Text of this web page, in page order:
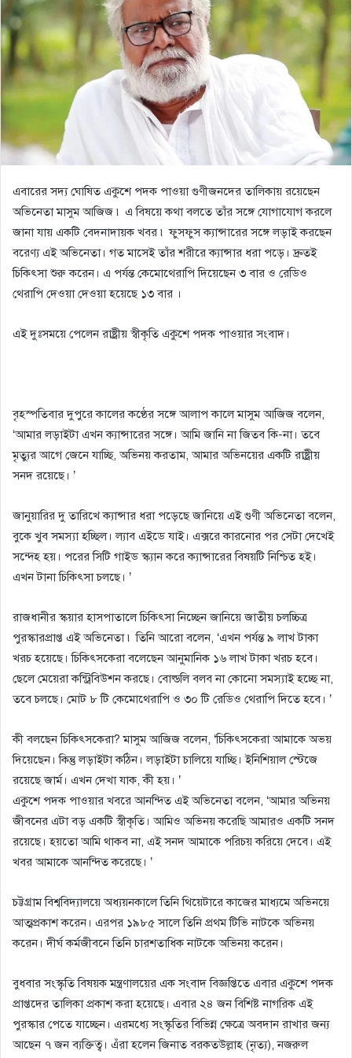
এবারের সদ্য ঘোষিত একুশে পদক পাওয়া গুণীজনদের তালিকায় রয়েছেন
অভিনেতা মাসুম আজিজ ৷ এ বিষয়ে কথা বলতে তাঁর সঙ্গে যোগাযোগ করলে
জানা যায় একটি বেদনাদায়ক খবর ৷ ফুসফুস ক্যান্সারের সঙ্গে লড়াই করছেন
বরেণ্য এই অভিনেতা। গত মাসেই তাঁর শরীরে ক্যান্সার ধরা পড়ে। দ্রুতই
চিকিৎসা শুরু করেন। এ পর্যন্ত কেমোথেরাপি দিয়েছেন ৩ বার ও রেডিও
থেরাপি দেওয়া দেওয়া হয়েছে ১৩ বার ।
এই দুঃসময়ে পেলেন রাষ্ট্রীয় স্বীকৃতি একুশে পদক পাওয়ার সংবাদ।
বৃহস্পতিবার দুপুরে কালের কণ্ঠের সঙ্গে আলাপ কালে মাসুম আজিজ বলেন,
‘আমার লড়াইটা এখন ক্যান্সারের সঙ্গে। আমি জানি না জিতব কি-না। তবে
মৃত্যুর আগে জেনে যাচ্ছি, অভিনয় করতাম, আমার অভিনয়ের একটি রাষ্ট্রীয়
সনদ রয়েছে। ’
জানুয়ারির দু তারিখে ক্যান্সার ধরা পড়েছে জানিয়ে এই গুণী অভিনেতা বলেন,
বুকে খুব সমস্যা হচ্ছিল। ল্যাব এইডে যাই। এক্সরে কারনোর পর সেটা দেখেই
সন্দেহ হয়। পরের সিটি গাইড স্ক্যান করে ক্যান্সারের বিষয়টি নিশ্চিত হই।
এখন টানা চিকিৎসা চলছে। ’
রাজধানীর স্কয়ার হাসপাতালে চিকিৎসা নিচ্ছেন জানিয়ে জাতীয় চলচ্চিত্র
পুরস্কারপ্রাপ্ত এই অভিনেতা ৷ তিনি আরো বলেন, ‘এখন পর্যন্ত ৯ লাখ টাকা
খরচ হয়েছে। চিকিৎসকেরা বলেছেন আনুমানিক ১৬ লাখ টাকা খরচ হবে।
ছেলে মেয়েরা কন্ট্রিবিউশন করছে। বোল্ডলি বলব না কোনো সমস্যাই হচ্ছে না,
তবে চলছে। মোট ৮ টি কেমোথেরাপি ও ৩০ টি রেডিও থেরাপি দিতে হবে। ’
কী বলছেন চিকিৎসকেরা? মাসুম আজিজ বলেন, ‘চিকিৎসকেরা আমাকে অভয়
দিয়েছেন। কিন্তু লড়াইটা কঠিন। লড়াইটা চালিয়ে যাচ্ছি। ইনিশিয়াল স্টেজে
রয়েছে জার্ম। এখন দেখা যাক, কী হয়। ’
একুশে পদক পাওয়ার খবরে আনন্দিত এই অভিনেতা বলেন, ‘আমার অভিনয়
জীবনের এটা বড় একটি স্বীকৃতি। আমিও অভিনয় করেছি আমারও একটি সনদ
রয়েছে। হয়তো আমি থাকব না, এই সনদ আমাকে পরিচয় করিয়ে দেবে। এই
খবর আমাকে আনন্দিত করেছে। ’
চট্টগ্রাম বিশ্ববিদ্যালয়ে অধ্যয়নকালে তিনি থিয়েটারে কাজের মাধ্যমে অভিনয়ে
আত্মপ্রকাশ করেন। এরপর ১৯৮৫ সালে তিনি প্রথম টিভি নাটকে অভিনয়
করেন। দীর্ঘ কর্মজীবনে তিনি চারশতাধিক নাটকে অভিনয় করেন।
বুধবার সংস্কৃতি বিষয়ক মন্ত্রণালয়ের এক সংবাদ বিজ্ঞপ্তিতে এবার একুশে পদক
প্রাপ্তদের তালিকা প্রকাশ করা হয়েছে। এবার ২৪ জন বিশিষ্ট নাগরিক এই
পুরস্কার পেতে যাচ্ছেন। এরমধ্যে সংস্কৃতির বিভিন্ন ক্ষেত্রে অবদান রাখার জন্য
আছেন ৭ জন ব্যক্তিত্ব। এঁরা হলেন জিনাত বরকতউল্লাহ (নৃত্য), নজরুল